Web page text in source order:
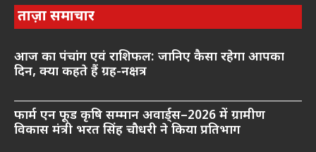
ताज़ा समाचार
आज का पंचांग एवं राशिफल: जानिए कैसा रहेगा आपका
दिन, क्या कहते हैं ग्रह-नक्षत्र
फार्म एन फूड कृषि सम्मान अवार्ड्स–2026 में ग्रामीण
विकास मंत्री भरत सिंह चौधरी ने किया प्रतिभाग